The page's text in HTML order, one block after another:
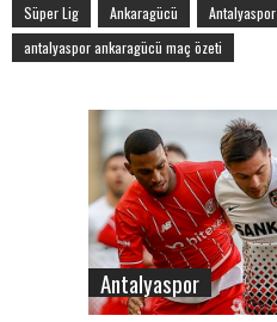
Süper Lig Ankaragücü
Antalyaspor
antalyaspor ankaragücü maç özeti
Antalyaspor